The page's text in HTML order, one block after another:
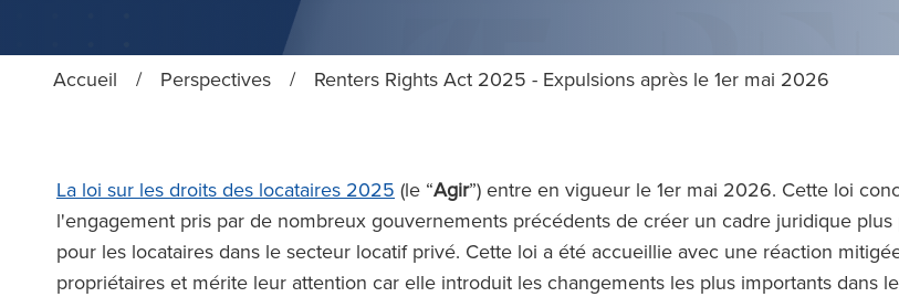
Accueil / Perspectives / Renters Rights Act 2025 - Expulsions après le 1er mai 2026
La loi sur les droits des locataires 2025 (le “Agir”) entre en vigueur le 1er mai 2026. Cette loi
l'engagement pris par de nombreux gouvernements précédents de créer un cadre juridique
pour les locataires dans le secteur locatif privé. Cette loi a été accueillie avec une réaction
propriétaires et mérite leur attention car elle introduit les changements les plus importants dans